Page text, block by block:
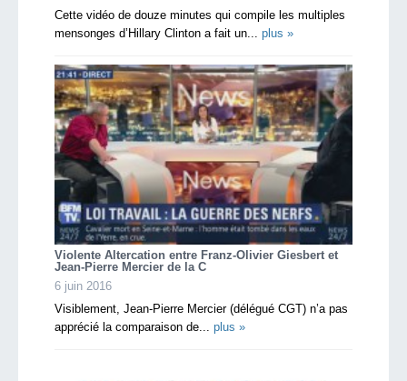
Cette vidéo de douze minutes qui compile les multiples
mensonges d’Hillary Clinton a fait un... plus »
Violente Altercation entre Franz-Olivier Giesbert et
Jean-Pierre Mercier de la C
6 juin 2016
Visiblement, Jean-Pierre Mercier (délégué CGT) n’a pas
apprécié la comparaison de... plus »